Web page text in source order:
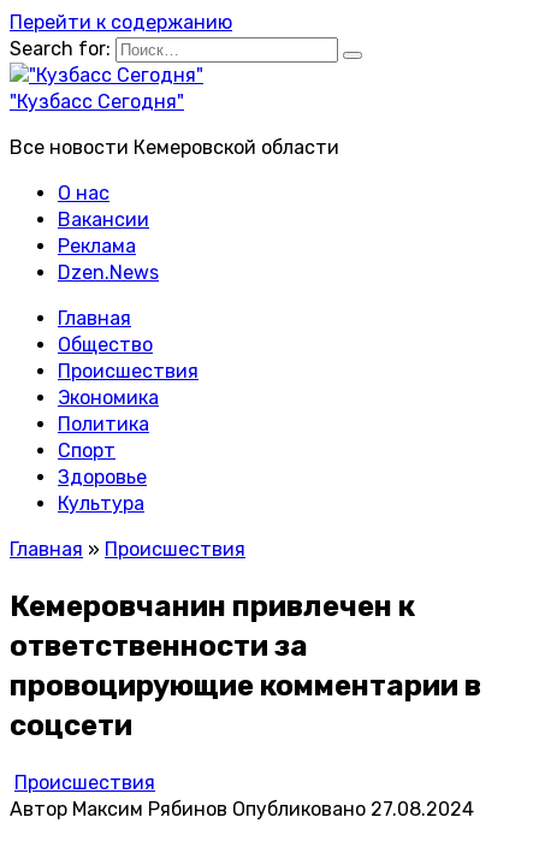
Перейти к содержанию
Search for:
"Кузбасс Сегодня"
Все новости Кемеровской области
О нас
Вакансии
Реклама
Dzen.News
Главная
Общество
Происшествия
Экономика
Политика
Спорт
Здоровье
Культура
Главная » Происшествия
Кемеровчанин привлечен к
ответственности за
провоцирующие комментарии в
соцсети
Происшествия
Автор Максим Рябинов Опубликовано 27.08.2024